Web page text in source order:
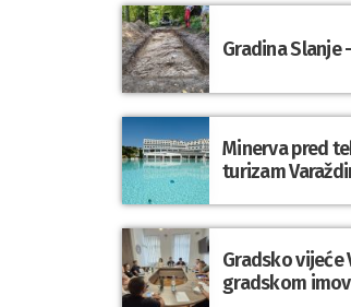
Gradina Slanje
Minerva pred
turizam
Gradsko vijeće
gradskom